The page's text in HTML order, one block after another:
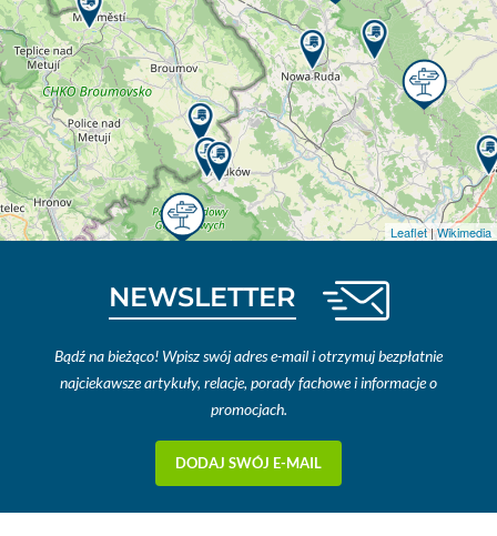
Leaflet|Wikimedia
NEWSLETTER
Bądź na bieżąco! Wpisz swój adres e-mail i otrzymuj bezpłatnie
najciekawsze artykuły, relacje, porady fachowe i informacje o
promocjach.
DODAJ SWÓJ E-MAIL